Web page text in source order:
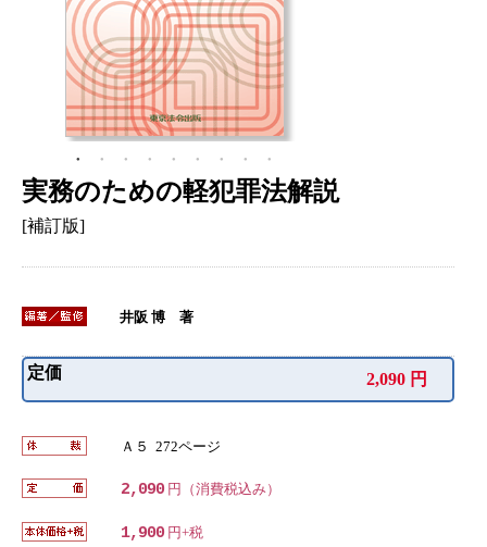
【 内容見本 】
【 内容見本 】
『質疑応答、犯罪事実記載例が充
実！』
【 内容見本 】
【 内容見本 】
『構成要件をチャートで整理！』
【 内容見本 】
『関連判例を豊富に引用！』
【 内容見本 】
【 内容見本 】
【 内容見本 】
『参考資料が背景知識の理解に役
立つ！』
実務のための軽犯罪法解説
[補訂版]
井阪 博 著
定価 2,090 円
Ａ５ 272ページ
2,090 円（消費税込み）
1,900 円+税